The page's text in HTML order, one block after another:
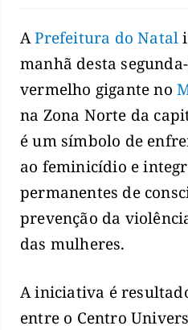
APrefeitura do Natal
manhã desta
vermelho gigante no
na Zona Norte da
é um símbolo de
ao feminicídio e
permanentes de
prevenção da
das mulheres.
A iniciativa é
entre o Centro